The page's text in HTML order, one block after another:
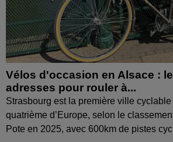
Vélos d'occasion en Alsace :
adresses pour rouler à...
Strasbourg est la première ville
quatrième d’Europe, selon le
Pote en 2025, avec 600km de pistes